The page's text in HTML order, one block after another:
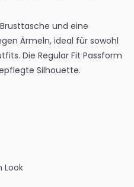
und eine
Ärmeln, ideal für sowohl
Die Regular Fit Passform
Silhouette.
Look